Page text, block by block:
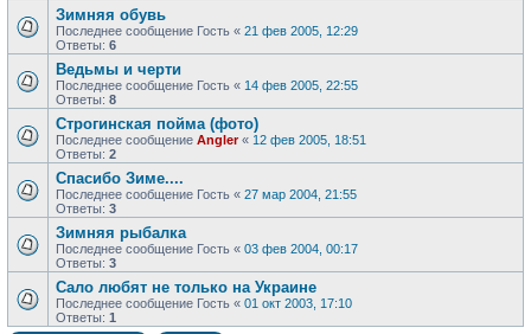
Зимняя обувь
Последнее сообщение Гость « 21 фев 2005, 12:29
Ответы: 6
Ведьмы и черти
Последнее сообщение Гость « 14 фев 2005, 22:55
Ответы: 8
Строгинская пойма (фото)
Последнее сообщение Angler« 12 фев 2005, 18:51
Ответы: 2
Спасибо Зиме....
Последнее сообщение Гость « 27 мар 2004, 21:55
Ответы: 3
Зимняя рыбалка
Последнее сообщение Гость « 03 фев 2004, 00:17
Ответы: 3
Сало любят не только на Украине
Последнее сообщение Гость « 01 окт 2003, 17:10
Ответы: 1